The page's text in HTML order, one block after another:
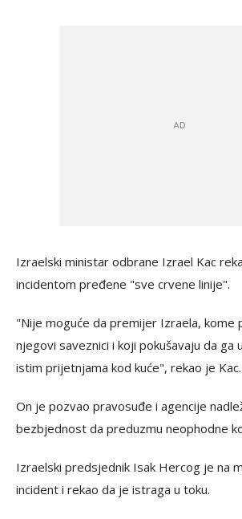
Izraelski ministar odbrane Izrael Kac
incidentom pređene "sve crvene linije".
"Nije moguće da premijer Izraela, kome
njegovi saveznici i koji pokušavaju da ga
istim prijetnjama kod kuće", rekao je Kac.
On je pozvao pravosuđe i agencije
bezbjednost da preduzmu neophodne
Izraelski predsjednik Isak Hercog je na
incident i rekao da je istraga u toku.